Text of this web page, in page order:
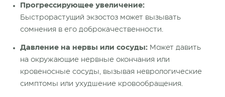
Прогрессирующее увеличение:
Быстрорастущий экзостоз может вызывать
сомнения в его доброкачественности.
Давление на нервы или сосуды: Может давить
на окружающие нервные окончания или
кровеносные сосуды, вызывая неврологические
симптомы или ухудшение кровообращения.